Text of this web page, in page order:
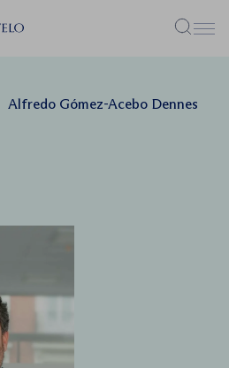
Menú
Alfredo Gómez-Acebo Dennes